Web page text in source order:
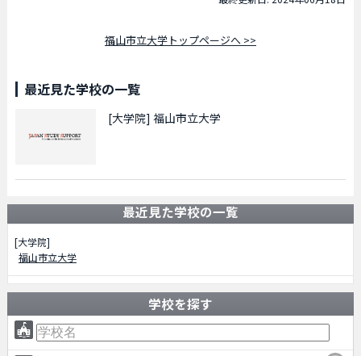
福山市立大学トップページへ >>
最近見た学校の一覧
[大学院] 福山市立大学
最近見た学校の一覧
[大学院]
福山市立大学
学校を探す